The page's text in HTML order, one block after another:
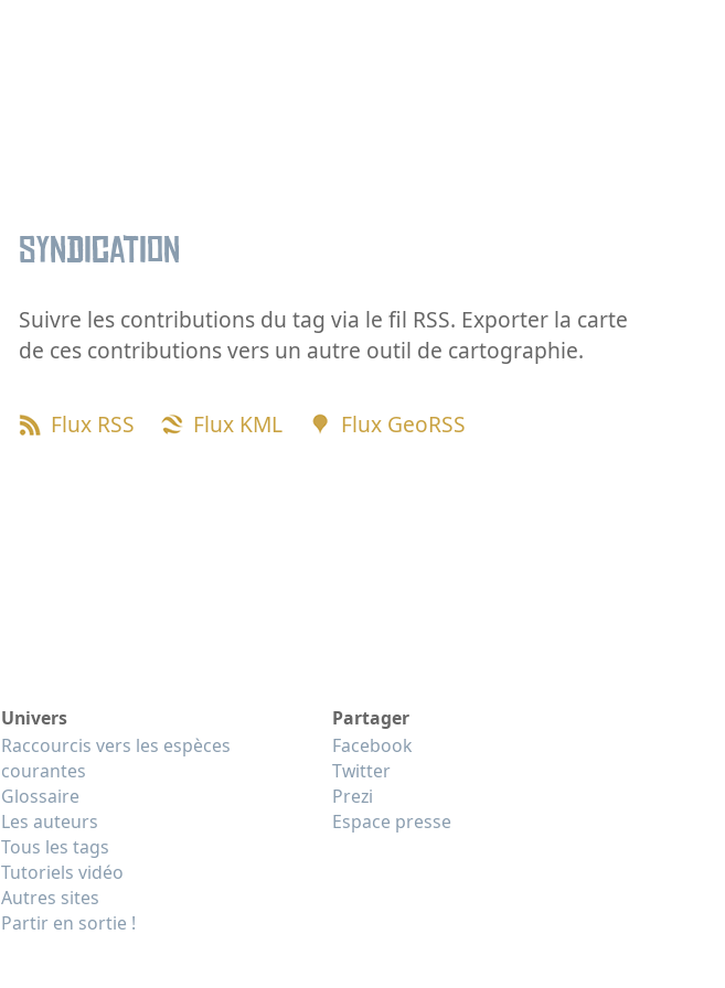
Syndication
Suivre les contributions du tag via le fil RSS. Exporter la carte
de ces contributions vers un autre outil de cartographie.
Flux RSS Flux KML Flux GeoRSS
Univers
Raccourcis vers les espèces
courantes
Glossaire
Les auteurs
Tous les tags
Tutoriels vidéo
Autres sites
Partir en sortie !
Partager
Facebook
Twitter
Prezi
Espace presse